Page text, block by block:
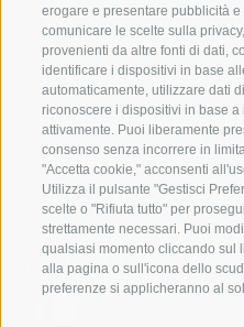
erogare e presentare pubblicità
comunicare le scelte sulla
provenienti da altre fonti di dati,
identificare i dispositivi in base
automaticamente, utilizzare dati
riconoscere i dispositivi in base
attivamente. Puoi liberamente
consenso senza incorrere in
"Accetta cookie," acconsenti
Utilizza il pulsante "Gestisci
scelte o "Rifiuta tutto" per
strettamente necessari. Puoi
qualsiasi momento cliccando sul
alla pagina o sull'icona dello
preferenze si applicheranno al
IMPIANTI DI RISALITA
SCUOLA DI SCI RACINES
LUISL'S SKI SCHOOL A
SEGUICI SUI SOCIAL